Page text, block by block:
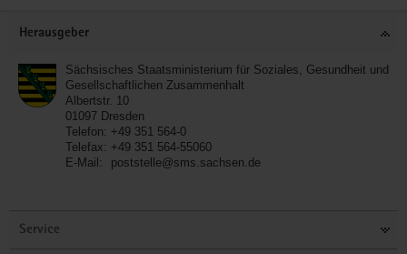
Herausgeber
Sächsisches Staatsministerium für Soziales, Gesundheit und
Gesellschaftlichen Zusammenhalt
Albertstr. 10
01097 Dresden
Telefon: +49 351 564-0
Telefax: +49 351 564-55060
E-Mail:
poststelle@sms.sachsen.de
Service